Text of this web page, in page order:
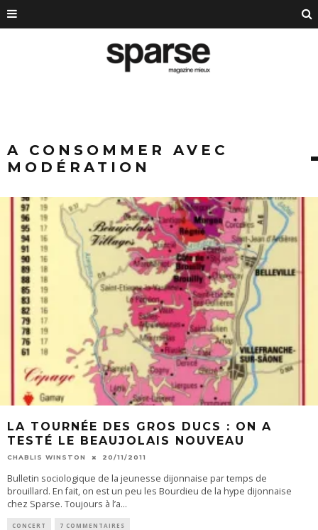
A CONSOMMER AVEC
MODÉRATION
LA TOURNÉE DES GROS DUCS : ON A
TESTÉ LE BEAUJOLAIS NOUVEAU
CHABLIS WINSTON 20/11/2011
Bulletin sociologique de la jeunesse dijonnaise par temps de
brouillard. En fait, on est un peu les Bourdieu de la hype dijonnaise
chez Sparse. Toujours à l’a...
CONCERT 7 COMMENTAIRES